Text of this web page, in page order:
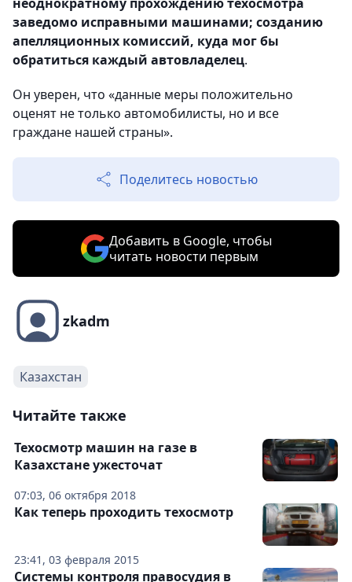
неоднократному прохождению техосмотра
заведомо исправными машинами; созданию
апелляционных комиссий, куда мог бы
обратиться каждый автовладелец.
Он уверен, что «данные меры положительно
оценят не только автомобилисты, но и все
граждане нашей страны».
Поделитесь новостью
Добавить в Google, чтобы
читать новости первым
zkadm
Казахстан
Читайте также
07:03, 06 октября 2018
Техосмотр машин на газе в
Казахстане ужесточат
23:41, 03 февраля 2015
Как теперь проходить техосмотр
Системы контроля правосудия в